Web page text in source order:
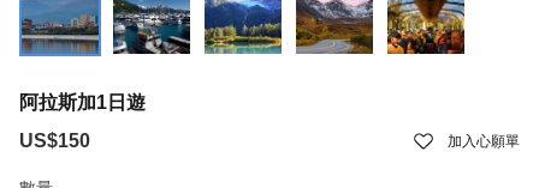
阿拉斯加1日遊
US$150
加入心願單